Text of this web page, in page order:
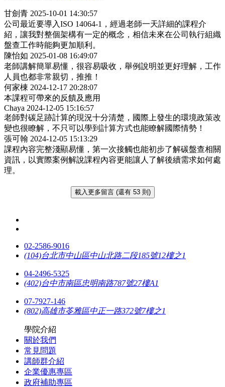
甘劍青 2025-10-01 14:30:57
公司最近要導入ISO 14064-1，經過老師一天詳細的課程介
紹，讓我對整個架構有一定的概念，相信未來在公司執行組織
盤查工作時能夠更加順利。
陳怡如 2025-01-08 16:49:07
老師講解簡單易懂，很容易吸收，舉例說明並更好理解，工作
人員也都非常親切，推推！
何家棟 2024-12-17 20:28:07
本課程可帶來的反饋及應用
Chaya 2024-12-05 15:16:57
老師對碳足跡計算的現況十分清楚，國際上發生的環境政策改
變也很瞭解，不只可以學到計算方式也能瞭解國際情勢！
張可翰 2024-12-05 15:13:29
課程內容完整淺顯易懂，第一次接觸也能初步了解碳盤查相關
資訊，以實際案例解說課程內容更能讓人了解後續需求如何處
理。
載入更多留言 (還有 53 則)
02-2586-9016
(104)台北市中山區中山北路二段185號12樓之1
04-2496-5325
(402)台中市南區忠明南路787號27樓A1
07-7927-146
(802)高雄市苓雅區中正一路372號7樓之1
學院介紹
關於我們
常見問題
講師群介紹
企業優惠專區
政府補助專區